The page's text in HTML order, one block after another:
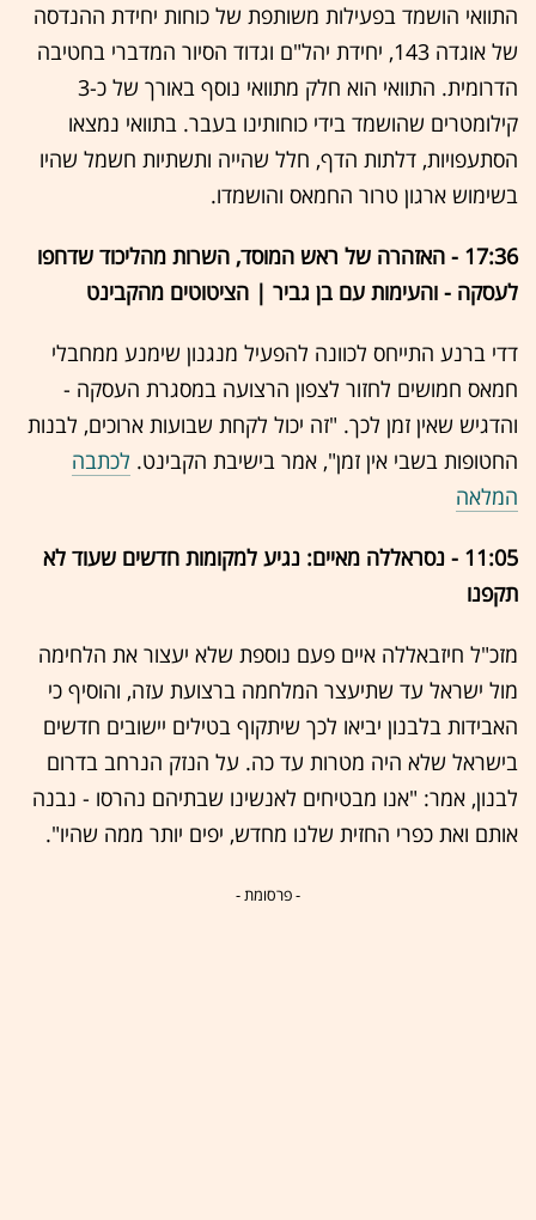
התוואי הושמד בפעילות משותפת של כוחות יחידת ההנדסה
של אוגדה 143, יחידת יהל"ם וגדוד הסיור המדברי בחטיבה
הדרומית. התוואי הוא חלק מתוואי נוסף באורך של כ-3
קילומטרים שהושמד בידי כוחותינו בעבר. בתוואי נמצאו
הסתעפויות, דלתות הדף, חלל שהייה ותשתיות חשמל שהיו
בשימוש ארגון טרור החמאס והושמדו.
17:36 - האזהרה של ראש המוסד, השרות מהליכוד שדחפו
לעסקה - והעימות עם בן גביר | הציטוטים מהקבינט
דדי ברנע התייחס לכוונה להפעיל מנגנון שימנע ממחבלי
חמאס חמושים לחזור לצפון הרצועה במסגרת העסקה -
והדגיש שאין זמן לכך. "זה יכול לקחת שבועות ארוכים, לבנות
החטופות בשבי אין זמן", אמר בישיבת הקבינט. לכתבה
המלאה
11:05 - נסראללה מאיים: נגיע למקומות חדשים שעוד לא
תקפנו
מזכ"ל חיזבאללה איים פעם נוספת שלא יעצור את הלחימה
מול ישראל עד שתיעצר המלחמה ברצועת עזה, והוסיף כי
האבידות בלבנון יביאו לכך שיתקוף בטילים יישובים חדשים
בישראל שלא היה מטרות עד כה. על הנזק הנרחב בדרום
לבנון, אמר: "אנו מבטיחים לאנשינו שבתיהם נהרסו - נבנה
אותם ואת כפרי החזית שלנו מחדש, יפים יותר ממה שהיו".
- פרסומת -